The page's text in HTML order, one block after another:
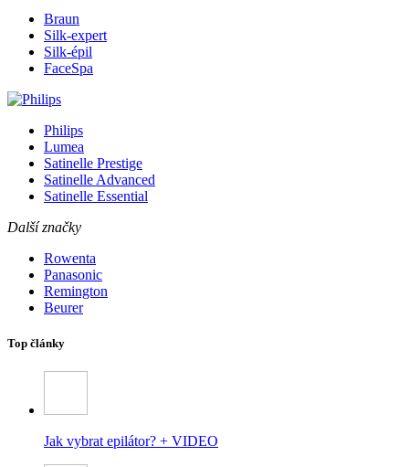
Braun
Silk-expert
Silk-épil
FaceSpa
Philips
Lumea
Satinelle Prestige
Satinelle Advanced
Satinelle Essential
Další značky
Rowenta
Panasonic
Remington
Beurer
Top články
Jak vybrat epilátor? + VIDEO